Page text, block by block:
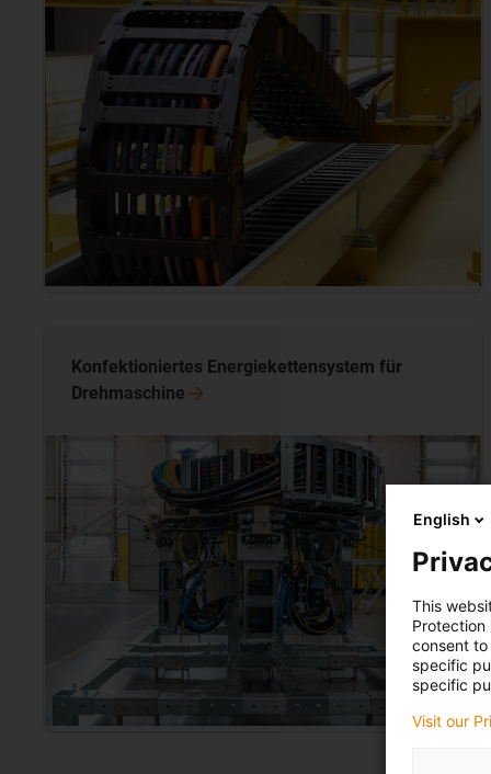
Konfektioniertes Energiekettensystem für
Drehmaschine
English
This
Protection
consent
specific
specific
Visit our